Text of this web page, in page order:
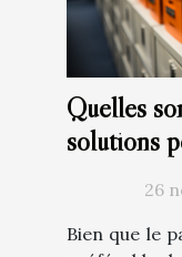
Quelles
solutions
gestion26
Bien que le